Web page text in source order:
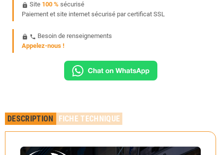
https Site 100 % sécurisé
Paiement et site internet sécurisé par certificat SSL
https phone Besoin de renseignements
Appelez-nous !
DESCRIPTION FICHE TECHNIQUE